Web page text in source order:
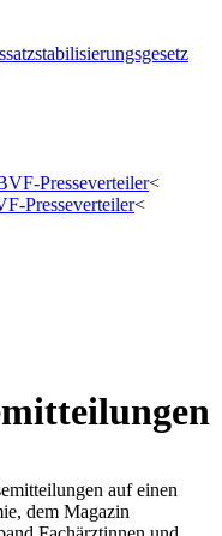
Presseverteiler<
Presseverteiler<
auf einen
dem Magazin